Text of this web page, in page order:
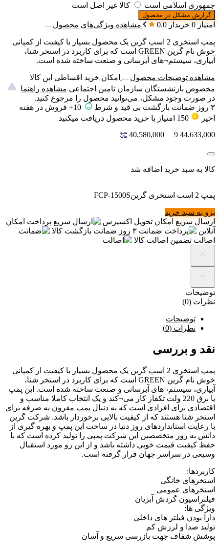
جمهوری اسلامی است
کالا غیر اصل است
گزارش مشکل در محصول
امتیاز 0 خریدار 0.0 مشاهده ویژگی‌های محصول
پمپ استخری 2 اسب گرین یک محصول بسیار با کیفیت از کمپانی
خوش نام گرین GREEN است که برای کاربرد در استخر شنا،
آبیاری، سیستم¬های آبرسانی و صنعت ساخته شده است.
مشاهده توضیحات محصول
امکان خرید اقساطی این کالا
مخصوص بازنشستگان سازمان تامین اجتماعی مشاهده راهنما
در صورت وجود مشکل، می‌توانید محصول را مرجوع کنید.
۳ روز ضمانت بازگشت بی قید و شرط
10+ فروش در هفته
اخیر
150 امتیاز با خرید محصول دریافت میکنید
44,633,000
9
40,580,000
کالا به سبد خرید اضافه شد
پمپ 2 اسب استخری گرینFCP-1500S
برو به سبد خرید
ارسال سریع امکان تحویل اکسپرس پرداخت امکان
آنلاین
ضمانت ۳ روز ضمانت بازگشت کالا
اصالت تضمین اصالت کالا
توضیحات
نظرات (0)
توضیحات
نظرات (0)
نقد و بررسی
پمپ استخری 2 اسب گرین یک محصول بسیار با کیفیت از کمپانی
خوش نام گرین GREEN است که برای کاربرد در استخر شنا،
آبیاری، سیستم¬های آبرسانی و صنعت ساخته شده است. این پمپ
با برق 220 ولت تکفاز کار می¬کند و یک انتخاب کاملا مناسب و
اقتصادی برای افرادی است که به دنبال پمپ مقرون به صرفه برای
استخر شنا هستند که از کیفیت بالایی برخوردار باشد. شرکت گرین
با رعایت استانداردهای روز دنیا در ساخت این پمپ و بهره گیری از
دانش به روز متخصصین این شرکت پمپی را تولید کرده است که با
حفظ کیفیت قیمت خوبی داشته باشد و از این رو مورد استقبال
وسیعی در سراسر جهان قرار گرفته است.
کاربردها:
استخرهای خانگی
استخرهای عمومی
فیلتراسیون گردش آبزیان
ویژگی ها:
دارا بودن فیلتر های داخلی
تولید صدا و لرزش کم
پوشش شفاف جهت بازرسی سریع و آسان